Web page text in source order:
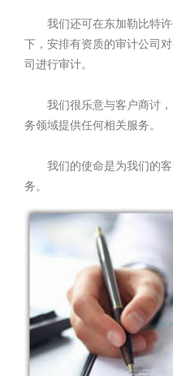
我们还可在东加勒比特许
下，安排有资质的审计公司
司进行审计。
我们很乐意与客户商讨，
务领域提供任何相关服务。
我们的使命是为我们的客
务。